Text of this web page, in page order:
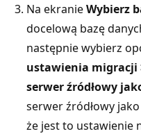
Na ekranieWybierz
docelową bazę
następnie wybierz
ustawienia migracji
serwer źródłowy
serwer źródłowy
że jest to ustawienie